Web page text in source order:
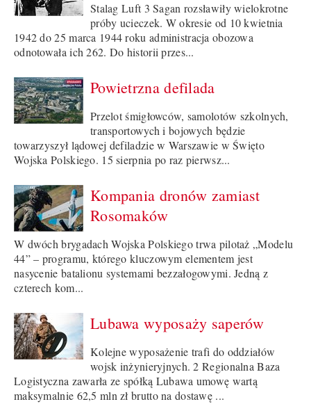
Stalag Luft 3 Sagan rozsławiły wielokrotne
próby ucieczek. W okresie od 10 kwietnia
1942 do 25 marca 1944 roku administracja obozowa
odnotowała ich 262. Do historii przes...
Powietrzna defilada
Przelot śmigłowców, samolotów szkolnych,
transportowych i bojowych będzie
towarzyszył lądowej defiladzie w Warszawie w Święto
Wojska Polskiego. 15 sierpnia po raz pierwsz...
Kompania dronów zamiast
Rosomaków
W dwóch brygadach Wojska Polskiego trwa pilotaż „Modelu
44” – programu, którego kluczowym elementem jest
nasycenie batalionu systemami bezzałogowymi. Jedną z
czterech kom...
Lubawa wyposaży saperów
Kolejne wyposażenie trafi do oddziałów
wojsk inżynieryjnych. 2 Regionalna Baza
Logistyczna zawarła ze spółką Lubawa umowę wartą
maksymalnie 62,5 mln zł brutto na dostawę ...